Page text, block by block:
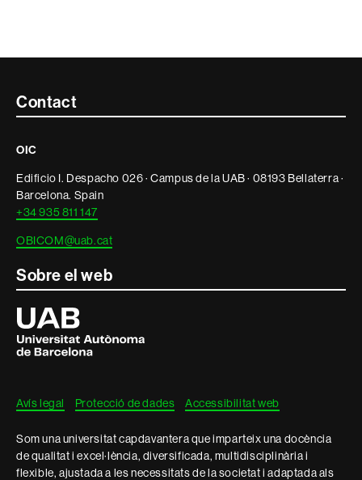
Contacte
informació
legal
Contact
OIC
Edificio I. Despacho 026 · Campus de la UAB · 08193 Bellaterra ·
Barcelona. Spain
+34 935 811 147
OBICOM@uab.cat
Sobre el web
Universitat
Autònoma
de
Barcelona
Avís legal Protecció de dades Accessibilitat web
Som una universitat capdavantera que imparteix una docència
de qualitat i excel·lència, diversificada, multidisciplinària i
flexible, ajustada a les necessitats de la societat i adaptada als